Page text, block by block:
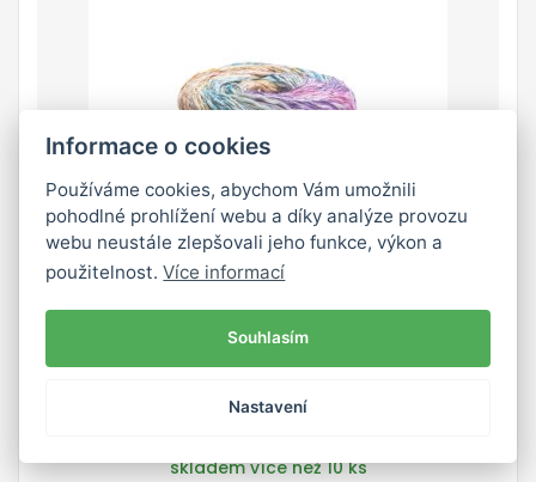
skladem více než 10 ks
Informace o cookies
Používáme cookies, abychom Vám umožnili
pohodlné prohlížení webu a díky analýze provozu
webu neustále zlepšovali jeho funkce, výkon a
použitelnost.Více informací
Souhlasím
Nastavení